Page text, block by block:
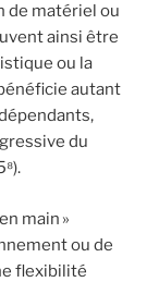
de matériel ou
ainsi être
ou la
autant
du
main »
ou de
flexibilité